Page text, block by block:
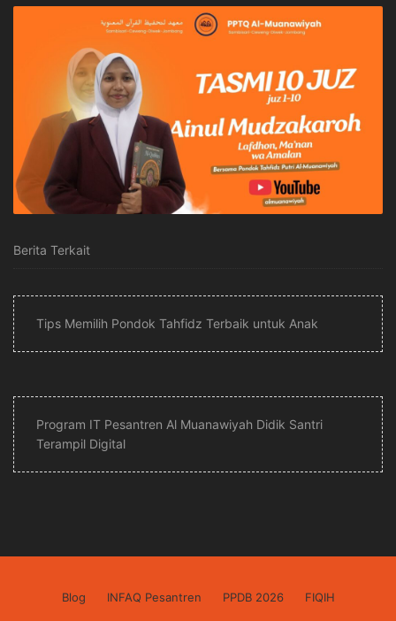
Berita Terkait
Tips Memilih Pondok Tahfidz Terbaik untuk Anak
Program IT Pesantren Al Muanawiyah Didik Santri
Terampil Digital
Blog INFAQ Pesantren PPDB 2026
FIQIH